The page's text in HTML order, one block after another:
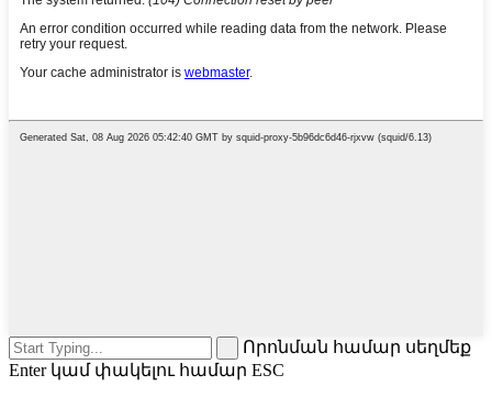
Որոնման համար սեղմեք
Enter կամ փակելու համար ESC